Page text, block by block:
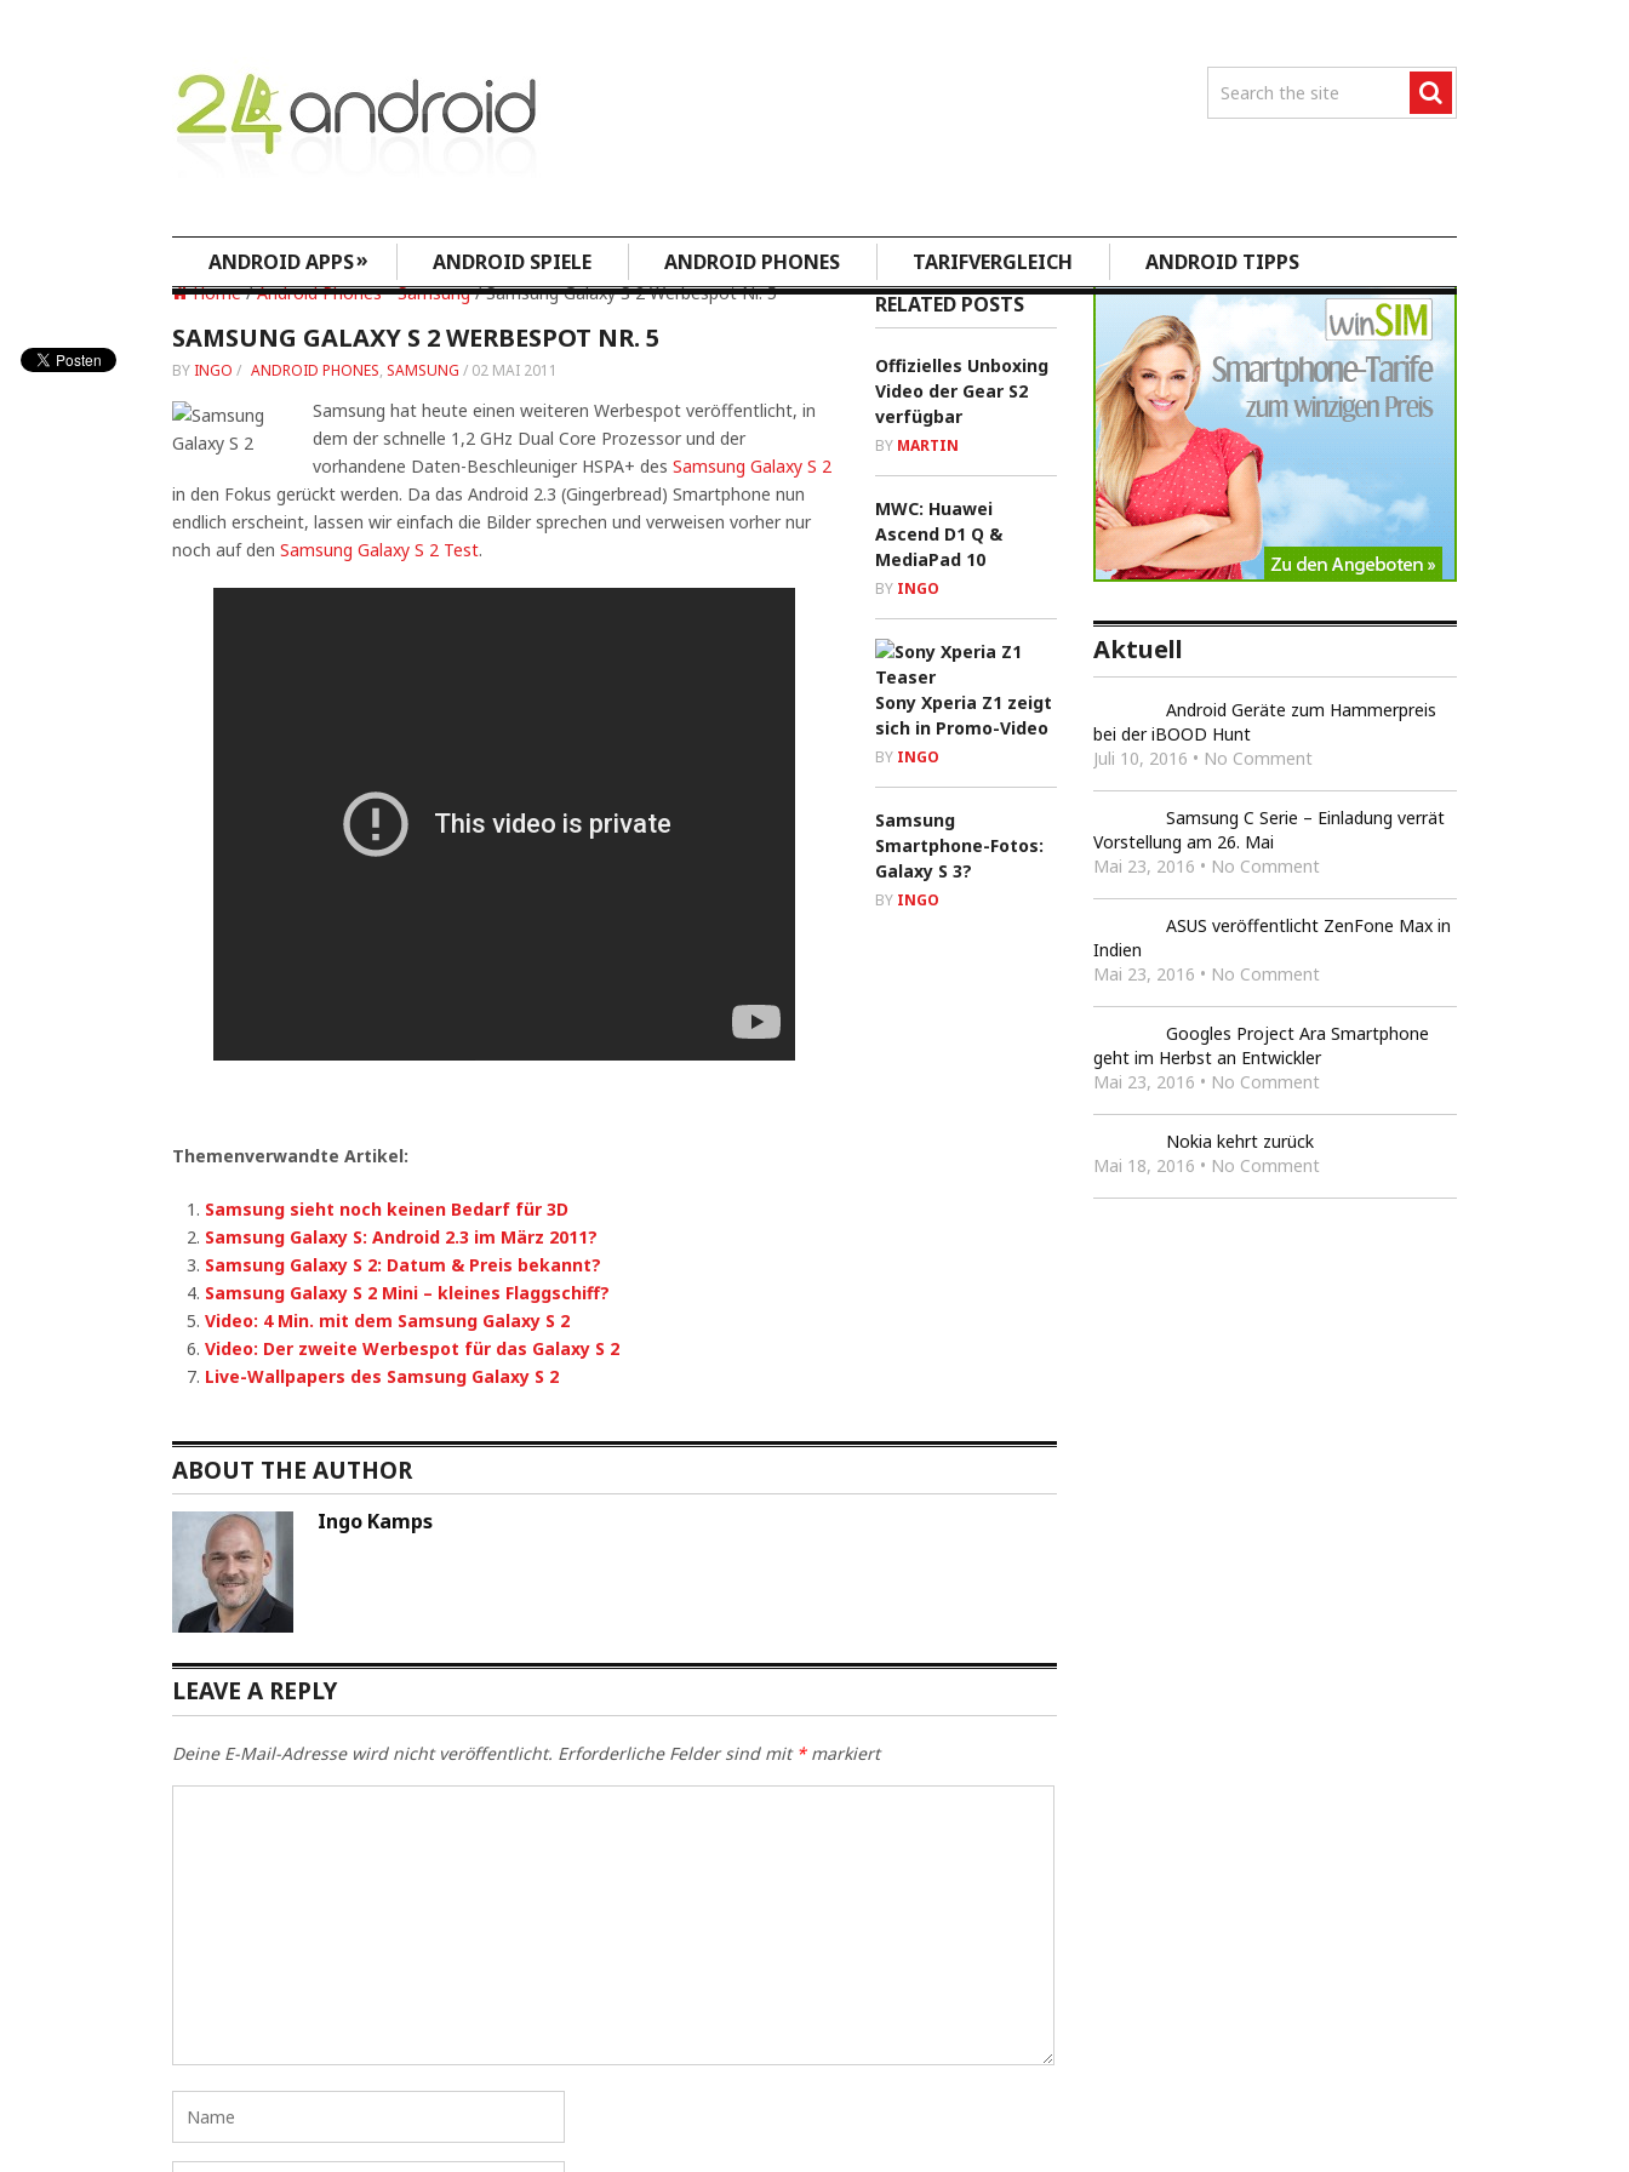
ANDROID APPS» ANDROID SPIELE ANDROID PHONES TARIFVERGLEICH ANDROID TIPPS
Home/Android Phones•Samsung/ Samsung Galaxy S 2 Werbespot Nr. 5
SAMSUNG GALAXY S 2 WERBESPOT NR. 5
BY INGO / ANDROID PHONES, SAMSUNG / 02 MAI 2011
Samsung hat heute einen weiteren Werbespot veröffentlicht, in
dem der schnelle 1,2 GHz Dual Core Prozessor und der
vorhandene Daten-Beschleuniger HSPA+ des Samsung Galaxy S 2
in den Fokus gerückt werden. Da das Android 2.3 (Gingerbread) Smartphone nun
endlich erscheint, lassen wir einfach die Bilder sprechen und verweisen vorher nur
noch auf den Samsung Galaxy S 2 Test.
Themenverwandte Artikel:
Samsung sieht noch keinen Bedarf für 3D
Samsung Galaxy S: Android 2.3 im März 2011?
Samsung Galaxy S 2: Datum & Preis bekannt?
Samsung Galaxy S 2 Mini – kleines Flaggschiff?
Video: 4 Min. mit dem Samsung Galaxy S 2
Video: Der zweite Werbespot für das Galaxy S 2
Live-Wallpapers des Samsung Galaxy S 2
RELATED POSTS
Offizielles Unboxing
Video der Gear S2
verfügbar
BY MARTIN
MWC: Huawei
Ascend D1 Q &
MediaPad 10
BY INGO
Sony Xperia Z1 zeigt
sich in Promo-Video
BY INGO
Samsung
Smartphone-Fotos:
Galaxy S 3?
BY INGO
ABOUT THE AUTHOR
Ingo Kamps
LEAVE A REPLY
Deine E-Mail-Adresse wird nicht veröffentlicht. Erforderliche Felder sind mit *markiert
Aktuell
Android Geräte zum Hammerpreis
bei der iBOOD Hunt
Juli 10, 2016 • No Comment
Samsung C Serie – Einladung verrät
Vorstellung am 26. Mai
Mai 23, 2016 • No Comment
ASUS veröffentlicht ZenFone Max in
Indien
Mai 23, 2016 • No Comment
Googles Project Ara Smartphone
geht im Herbst an Entwickler
Mai 23, 2016 • No Comment
Nokia kehrt zurück
Mai 18, 2016 • No Comment